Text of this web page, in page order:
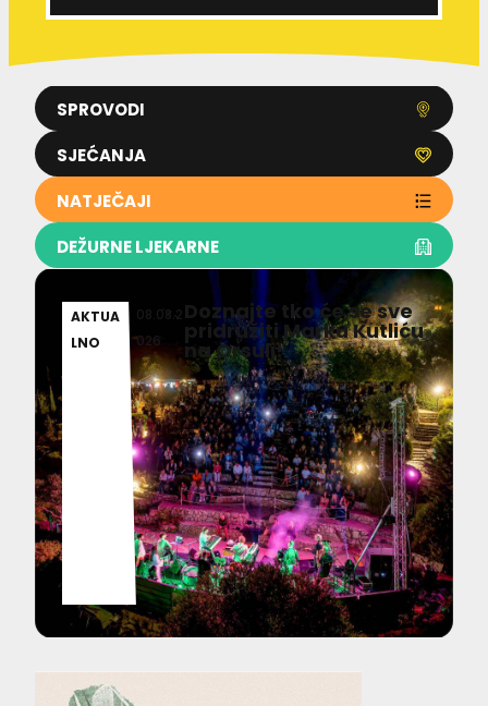
SPROVODI
SJEĆANJA
NATJEČAJI
DEŽURNE LJEKARNE
AKTUA
LNO
026
Doznajte tko će se sve
pridružiti Marku Kutliću
na Orsuli!